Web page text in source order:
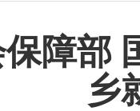
障部
乡